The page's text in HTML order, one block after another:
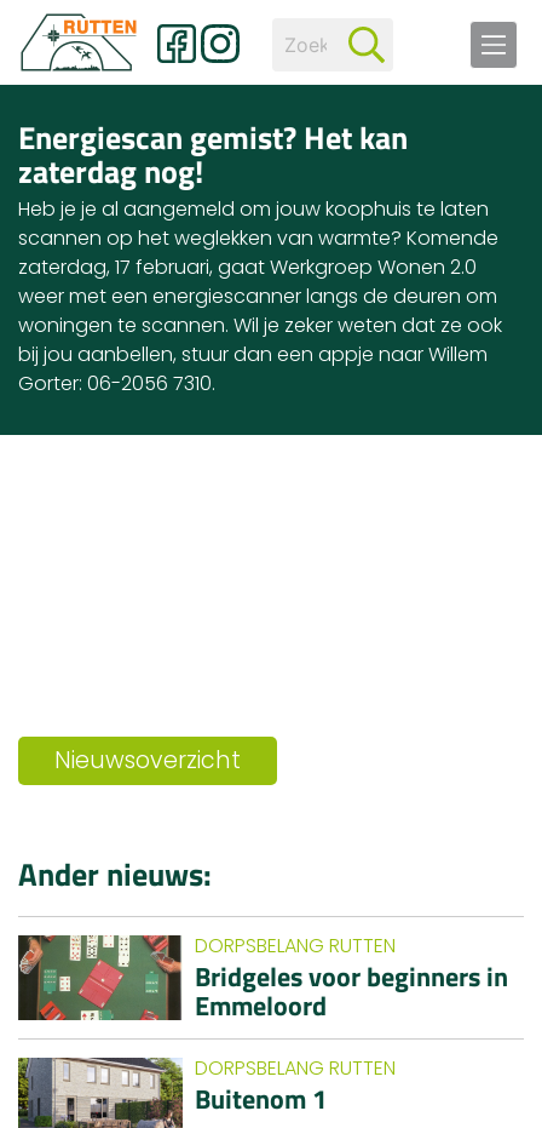
Energiescan gemist? Het kan
zaterdag nog!
Heb je je al aangemeld om jouw koophuis te laten
scannen op het weglekken van warmte? Komende
zaterdag, 17 februari, gaat Werkgroep Wonen 2.0
weer met een energiescanner langs de deuren om
woningen te scannen. Wil je zeker weten dat ze ook
bij jou aanbellen, stuur dan een appje naar Willem
Gorter: 06-2056 7310.
Nieuwsoverzicht
Ander nieuws:
DORPSBELANG RUTTEN
Bridgeles voor beginners in
Emmeloord
DORPSBELANG RUTTEN
Buitenom 1